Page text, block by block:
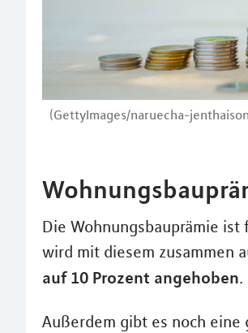
(GettyImages/naruecha-
Die Wohnungsbauprämie ist
wird mit diesem zusammen
auf 10 Prozent angehoben.
Außerdem gibt es noch